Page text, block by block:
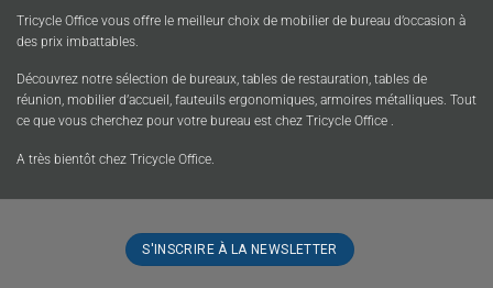
Tricycle Office vous offre le meilleur choix de mobilier de bureau d’occasion à
des prix imbattables.
Découvrez notre sélection de bureaux, tables de restauration, tables de
réunion, mobilier d’accueil, fauteuils ergonomiques, armoires métalliques. Tout
ce que vous cherchez pour votre bureau est chez Tricycle Office .
A très bientôt chez Tricycle Office.
S'INSCRIRE À LA NEWSLETTER